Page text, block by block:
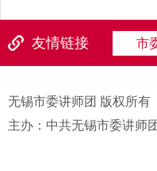
友情链接 市
无锡市委讲师团 版权所
主办：中共无锡市委讲师团